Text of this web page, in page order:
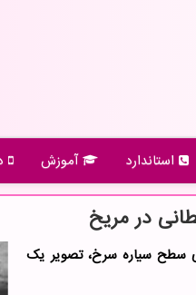
استاندارد آموزش
در مریخ
سطح سیاره سرخ، تصویر یك